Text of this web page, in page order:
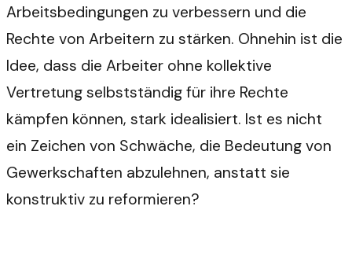
Arbeitsbedingungen zu verbessern und die
Rechte von Arbeitern zu stärken. Ohnehin ist die
Idee, dass die Arbeiter ohne kollektive
Vertretung selbstständig für ihre Rechte
kämpfen können, stark idealisiert. Ist es nicht
ein Zeichen von Schwäche, die Bedeutung von
Gewerkschaften abzulehnen, anstatt sie
konstruktiv zu reformieren?